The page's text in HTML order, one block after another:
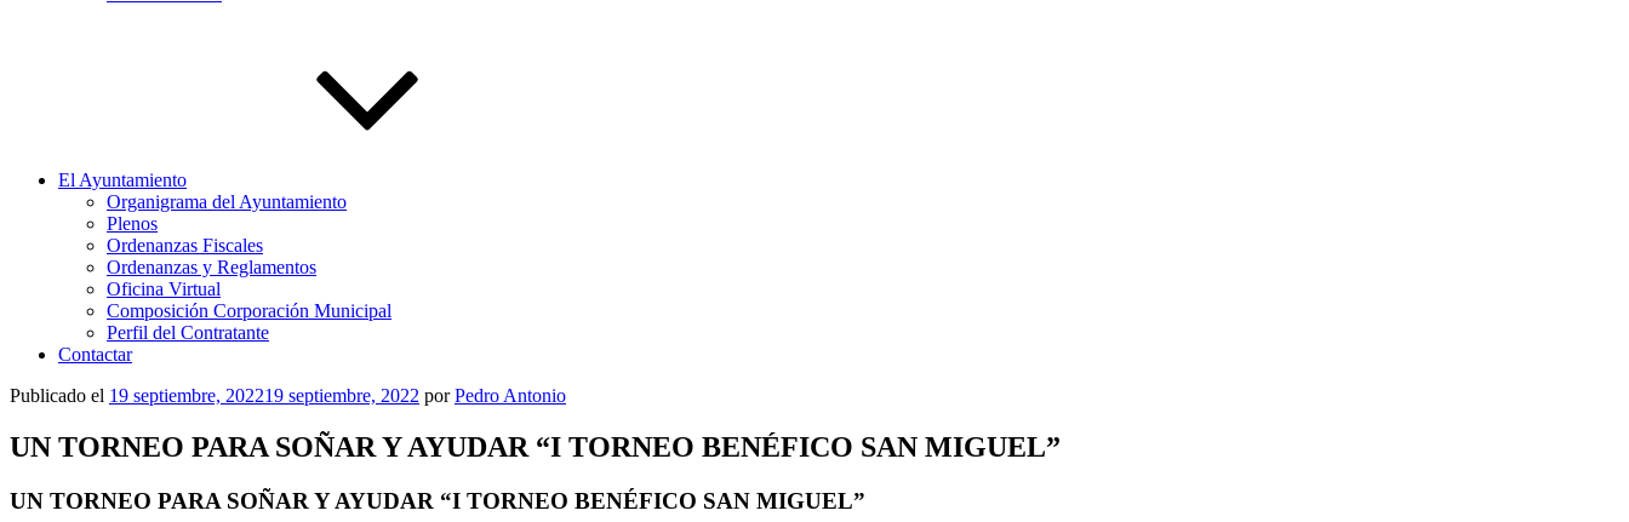
El Ayuntamiento
Organigrama del Ayuntamiento
Plenos
Ordenanzas Fiscales
Ordenanzas y Reglamentos
Oficina Virtual
Composición Corporación Municipal
Perfil del Contratante
Contactar
Publicado el 19 septiembre, 202219 septiembre, 2022 porPedro Antonio
UN TORNEO PARA SOÑAR Y AYUDAR “I TORNEO BENÉFICO SAN MIGUEL”
UN TORNEO PARA SOÑAR Y AYUDAR “I TORNEO BENÉFICO SAN MIGUEL”